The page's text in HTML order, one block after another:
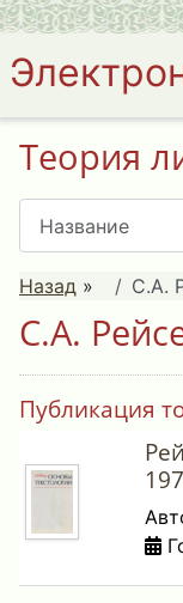
Теория
Назад » С.А.
С.А.
Публикация